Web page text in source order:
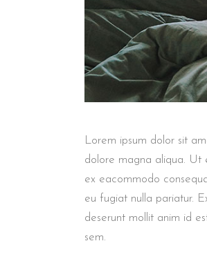
Lorem ipsum dolor sit
dolore magna aliqua. Ut
ex eacommodo
eu fugiat nulla pariatur.
deserunt mollit anim id
sem.